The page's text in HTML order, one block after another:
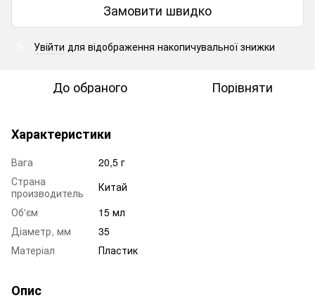
Замовити швидко
Увійти для відображення накопичувальної знижки
До обраного Порівняти
Характеристики
Вага
20,5 г
Страна
производитель
Китай
Об'єм
15 мл
Діаметр, мм
35
Матеріал
Пластик
Опис